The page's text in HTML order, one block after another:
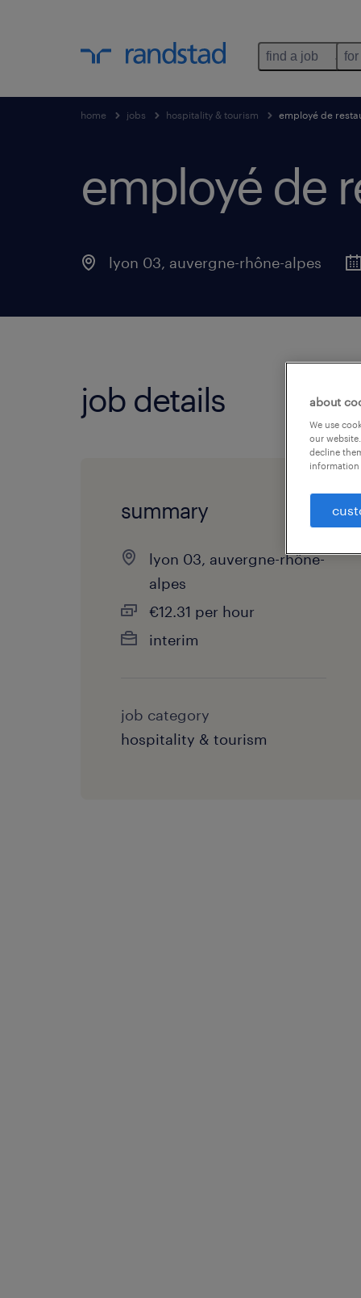
find a job
home jobs hospitality & tourism employé de
employé de
lyon 03, auvergne-rhône-alpes
job details
summary
lyon 03, auvergne-rhône-
alpes
€12.31 per hour
interim
job category
hospitality & tourism
about
We use
our
decline
information